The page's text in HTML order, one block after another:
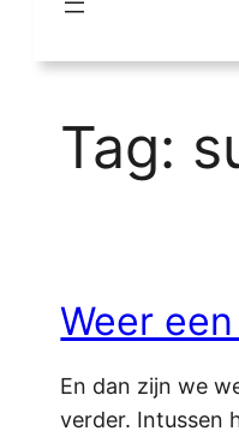
Tag:
Weer
En dan zijn we
verder. Intussen